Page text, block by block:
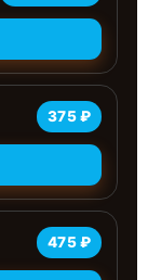
375 ₽
475 ₽